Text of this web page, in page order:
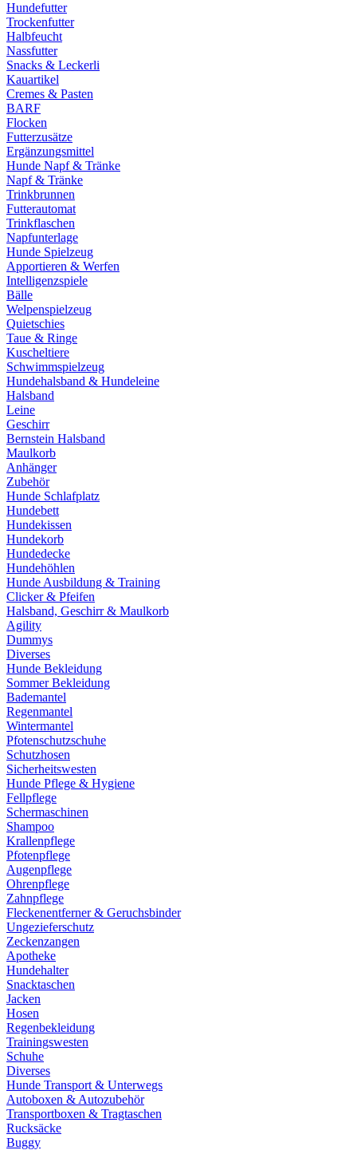
Hundefutter
Trockenfutter
Halbfeucht
Nassfutter
Snacks & Leckerli
Kauartikel
Cremes & Pasten
BARF
Flocken
Futterzusätze
Ergänzungsmittel
Hunde Napf & Tränke
Napf & Tränke
Trinkbrunnen
Futterautomat
Trinkflaschen
Napfunterlage
Hunde Spielzeug
Apportieren & Werfen
Intelligenzspiele
Bälle
Welpenspielzeug
Quietschies
Taue & Ringe
Kuscheltiere
Schwimmspielzeug
Hundehalsband & Hundeleine
Halsband
Leine
Geschirr
Bernstein Halsband
Maulkorb
Anhänger
Zubehör
Hunde Schlafplatz
Hundebett
Hundekissen
Hundekorb
Hundedecke
Hundehöhlen
Hunde Ausbildung & Training
Clicker & Pfeifen
Halsband, Geschirr & Maulkorb
Agility
Dummys
Diverses
Hunde Bekleidung
Sommer Bekleidung
Bademantel
Regenmantel
Wintermantel
Pfotenschutzschuhe
Schutzhosen
Sicherheitswesten
Hunde Pflege & Hygiene
Fellpflege
Schermaschinen
Shampoo
Krallenpflege
Pfotenpflege
Augenpflege
Ohrenpflege
Zahnpflege
Fleckenentferner & Geruchsbinder
Ungezieferschutz
Zeckenzangen
Apotheke
Hundehalter
Snacktaschen
Jacken
Hosen
Regenbekleidung
Trainingswesten
Schuhe
Diverses
Hunde Transport & Unterwegs
Autoboxen & Autozubehör
Transportboxen & Tragtaschen
Rucksäcke
Buggy